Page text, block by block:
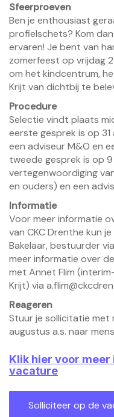
Sfeerproeven
Ben je enthousiast
profielschets? Kom
ervaren! Je bent van
zomerfeest op vrijdag
om het kindcentrum,
Krijt van dichtbij te
Procedure
Selectie vindt plaats
eerste gesprek is op
een adviseur M&O en
tweede gesprek is op
vertegenwoordiging
en ouders) en een
Informatie
Voor meer informatie
van CKC Drenthe kun
Bakelaar, bestuurder
meer informatie over
met Annet Flim
Krijt) via
Reageren
Stuur je sollicitatie met
augustus a.s. naar
Klik hier voor
vacature